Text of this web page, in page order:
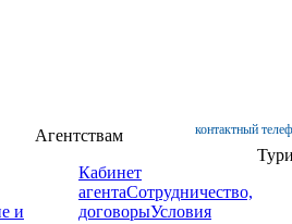
контактный
и
Агентствам
Кабинет
агентаСотрудничество,
договорыУсловия